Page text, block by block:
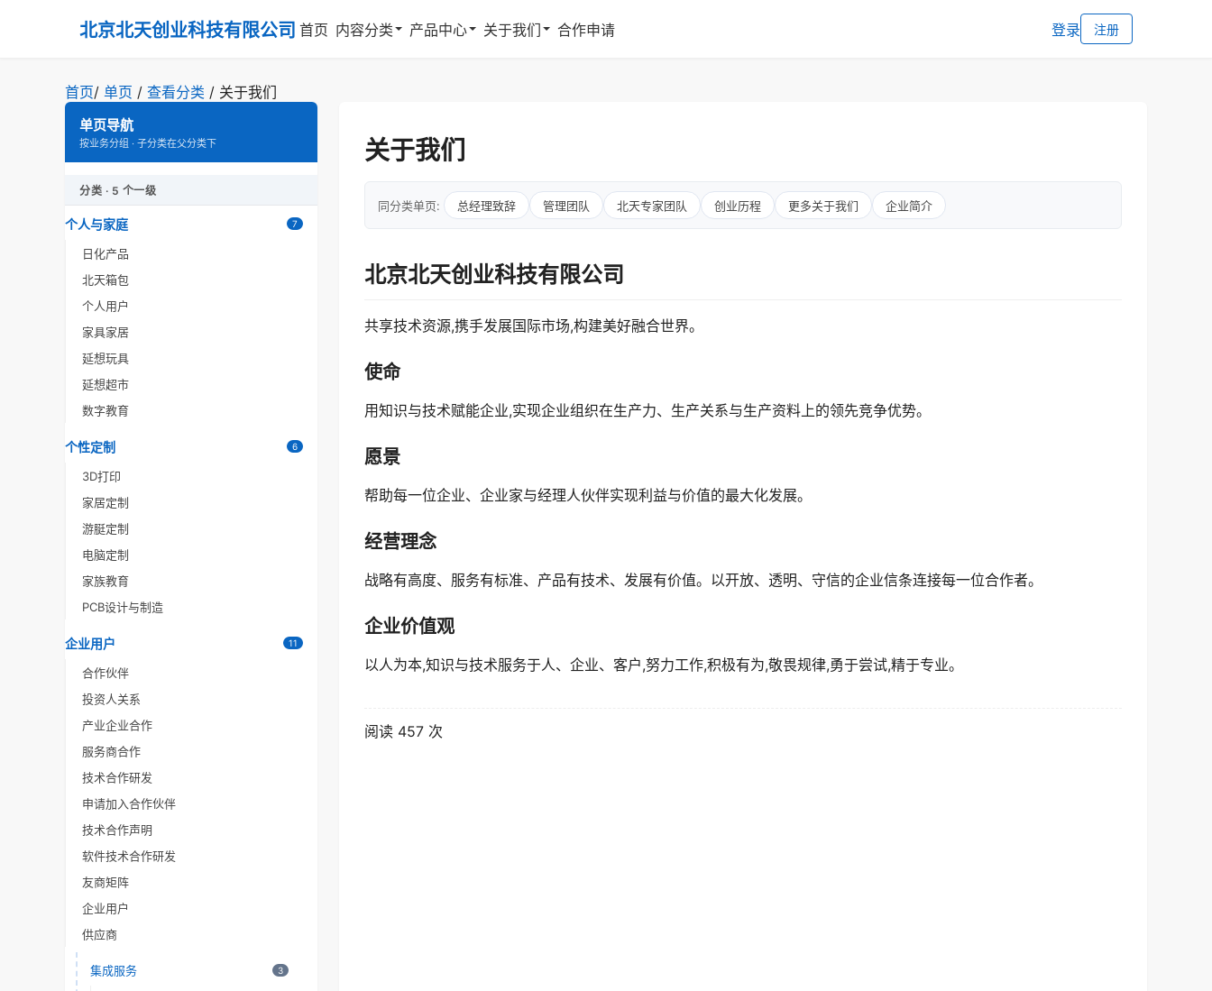
北京北天创业科技有限公司 首页 内容分类 产品中心 关于我们 合作申请 登录 注册
首页/ 单页 / 查看分类 / 关于我们
单页导航
按业务分组 · 子分类在父分类下
分类 · 5 个一级
个人与家庭 7
日化产品
北天箱包
个人用户
家具家居
延想玩具
延想超市
数字教育
个性定制 6
3D打印
家居定制
游脡定制
电脑定制
家族教育
PCB设计与制造
企业用户 11
合作伙伴
投资人关系
产业企业合作
服务商合作
技术合作研发
申请加入合作伙伴
技术合作声明
软件技术合作研发
友商矩阵
企业用户
供应商
集成服务 3
关于我们
同分类单页: 总经理致辞 管理团队 北天专家团队 创业历程 更多关于我们 企业简介
北京北天创业科技有限公司
共享技术资源,携手发展国际市场,构建美好融合世界。
使命
用知识与技术赋能企业,实现企业组织在生产力、生产关系与生产资料上的领先竞争优势。
愿景
帮助每一位企业、企业家与经理人伙伴实现利益与价值的最大化发展。
经营理念
战略有高度、服务有标准、产品有技术、发展有价值。以开放、透明、守信的企业信条连接每一位合作者。
企业价值观
以人为本,知识与技术服务于人、企业、客户,努力工作,积极有为,敬畏规律,勇于尝试,精于专业。
阅读 457 次